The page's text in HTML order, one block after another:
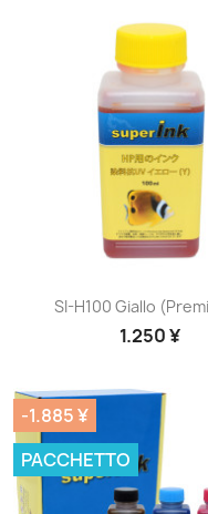
Anteprima
SI-H100 Giallo
1.250 ¥
-1.885 ¥
PACCHETTO